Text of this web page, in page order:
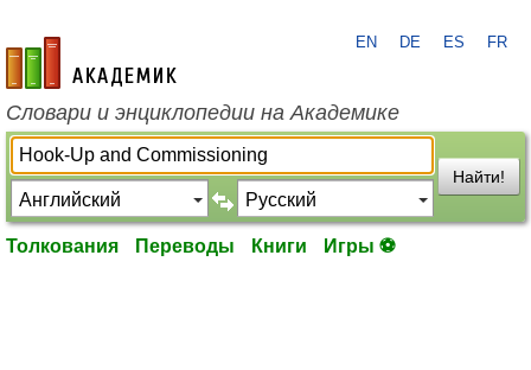
academic.ru
EN DE ES FR
Словари и энциклопедии на Академике
Найти!
Толкования Переводы Книги Игры ⚽